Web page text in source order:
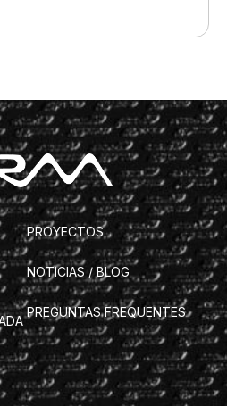
PROYECTOS
NOTICIAS / BLOG
PREGUNTAS FREQUENTES